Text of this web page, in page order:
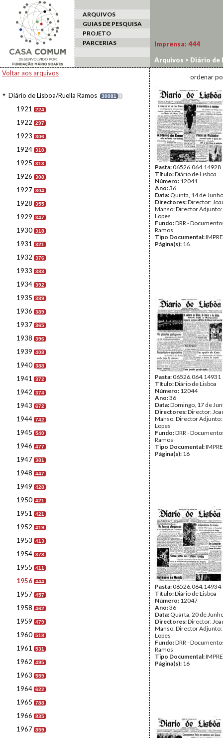
ARQUIVOS
GUIAS DE PESQUISA
PROJETO
PARCERIAS
Voltar aos arquivos
Diário de Lisboa/Ruella Ramos 30081 I
1921 224
1922 297
1923 306
1924 310
1925 313
1926 308
1927 304
1928 355
1929 347
1930 318
1931 321
1932 376
1933 383
1934 392
1935 389
1936 389
1937 365
1938 396
1939 408
1940 388
1941 372
1942 374
1943 672
1944 742
1945 540
1946 477
1947 381
1948 447
1949 428
1950 421
1951 421
1952 419
1953 413
1954 378
1955 411
1956 444
1957 457
1958 462
1959 479
1960 518
1961 531
1962 495
1963 559
1964 622
1965 788
1966 835
1967 859
Imprensa: 444
Arquivos > Diário de
ordenar
Pasta:06526.064.14928
Título:Diário de Lisboa
Número: 12041
Ano:36
Data: Quinta, 14 de
Directores:Director:
Manso; Director
Lopes
Fundo:DRR -
Ramos
Tipo Documental:
Página(s): 16
Pasta:06526.064.14931
Título:Diário de Lisboa
Número: 12044
Ano:36
Data:Domingo, 17 de
Directores:Director:
Manso; Director
Lopes
Fundo:DRR -
Ramos
Tipo Documental:
Página(s): 16
Pasta:06526.064.14934
Título:Diário de Lisboa
Número: 12047
Ano:36
Data: Quarta, 20 de
Directores:Director:
Manso; Director
Lopes
Fundo:DRR -
Ramos
Tipo Documental:
Página(s): 16